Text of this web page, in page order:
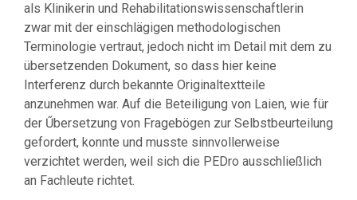
als Klinikerin und Rehabilitationswissenschaftlerin
zwar mit der einschlägigen methodologischen
Terminologie vertraut, jedoch nicht im Detail mit dem zu
übersetzenden Dokument, so dass hier keine
Interferenz durch bekannte Originaltextteile
anzunehmen war. Auf die Beteiligung von Laien, wie für
der Űbersetzung von Fragebögen zur Selbstbeurteilung
gefordert, konnte und musste sinnvollerweise
verzichtet werden, weil sich die PEDro ausschließlich
an Fachleute richtet.